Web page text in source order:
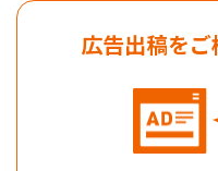
広告出稿を